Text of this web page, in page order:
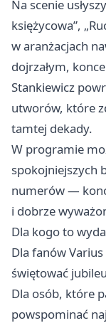
Na scenie
księżycowa”,
w aranżacjach
dojrzałym,
Stankiewicz
utworów, które
tamtej dekady.
W programie
spokojniejszych
numerów —
i dobrze
Dla kogo to
Dla fanów
świętować
Dla osób, które
powspominać